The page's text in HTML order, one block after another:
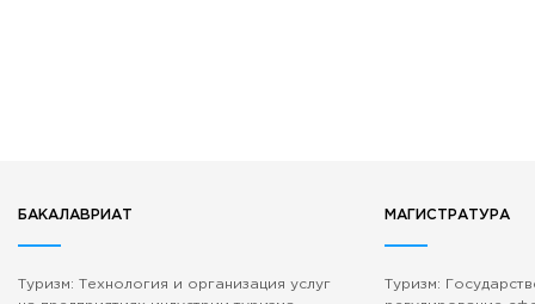
БАКАЛАВРИАТ
Туризм: Технология и организация услуг
МАГИСТРАТУРА
Туризм: